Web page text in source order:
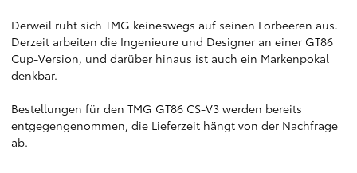
Derweil ruht sich TMG keineswegs auf seinen Lorbeeren aus.
Derzeit arbeiten die Ingenieure und Designer an einer GT86
Cup-Version, und darüber hinaus ist auch ein Markenpokal
denkbar.
Bestellungen für den TMG GT86 CS-V3 werden bereits
entgegengenommen, die Lieferzeit hängt von der Nachfrage
ab.